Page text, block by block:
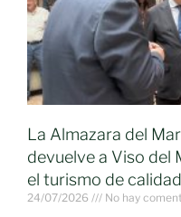
La Almazara del
devuelve a Viso del
el turismo de calidad
24/07/2026 No hay